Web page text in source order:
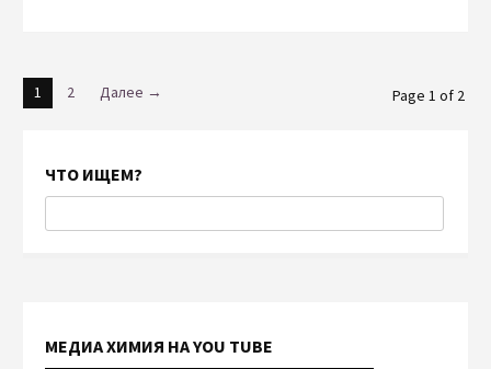
1 2 Далее → Page 1 of 2
ЧТО ИЩЕМ?
МЕДИА ХИМИЯ НА YOU TUBE